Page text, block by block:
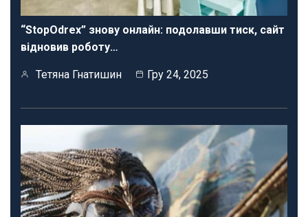
“StopOdrex” знову онлайн: подолавши тиск, сайт
відновив роботу…
Тетяна Гнатишин Гру 24, 2025